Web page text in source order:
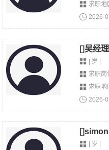
求职地
2026-
[]吴经理
| 岁 |
求职岗
求职地
2026-
[]simon
| 岁 |